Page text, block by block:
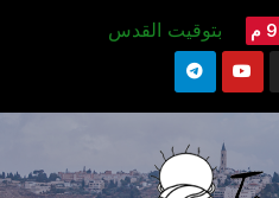
م بتوقيت القدس